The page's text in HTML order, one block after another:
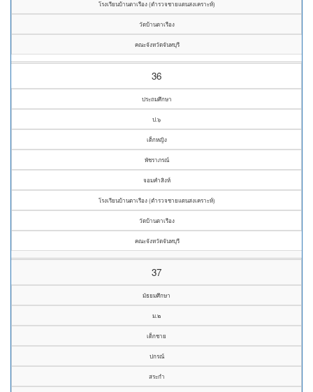
โรงเรียนบ้านตาเรือง (ตำรวจชายแดนสงเคราะห์)
วัดบ้านตาเรือง
คณะจังหวัดจันทบุรี
36
ประถมศึกษา
ป.๖
เด็กหญิง
พัชราภรณ์
จอมคำสิงห์
โรงเรียนบ้านตาเรือง (ตำรวจชายแดนสงเคราะห์)
วัดบ้านตาเรือง
คณะจังหวัดจันทบุรี
37
มัธยมศึกษา
ม.๒
เด็กชาย
ปกรณ์
สระกำ